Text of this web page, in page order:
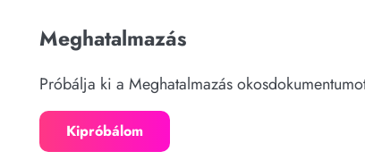
Meghatalmazás
Próbálja ki a Meghatalmazás
Kipróbálom